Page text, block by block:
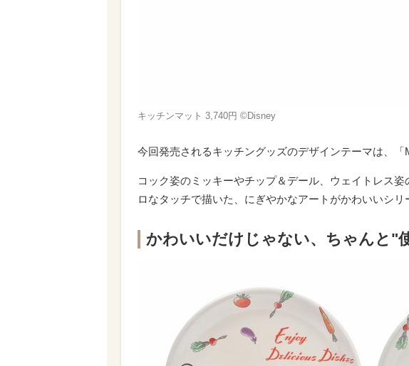
キッチンマット 3,740円 ©Disney
今回発売されるキッチングッズのデザインテーマは、「
コック姿のミッキーやチップ＆デール、ウェイトレス
ロなタッチで描いた、にぎやかなアートがかわいいシリ
かわいいだけじゃない、ちゃんと"